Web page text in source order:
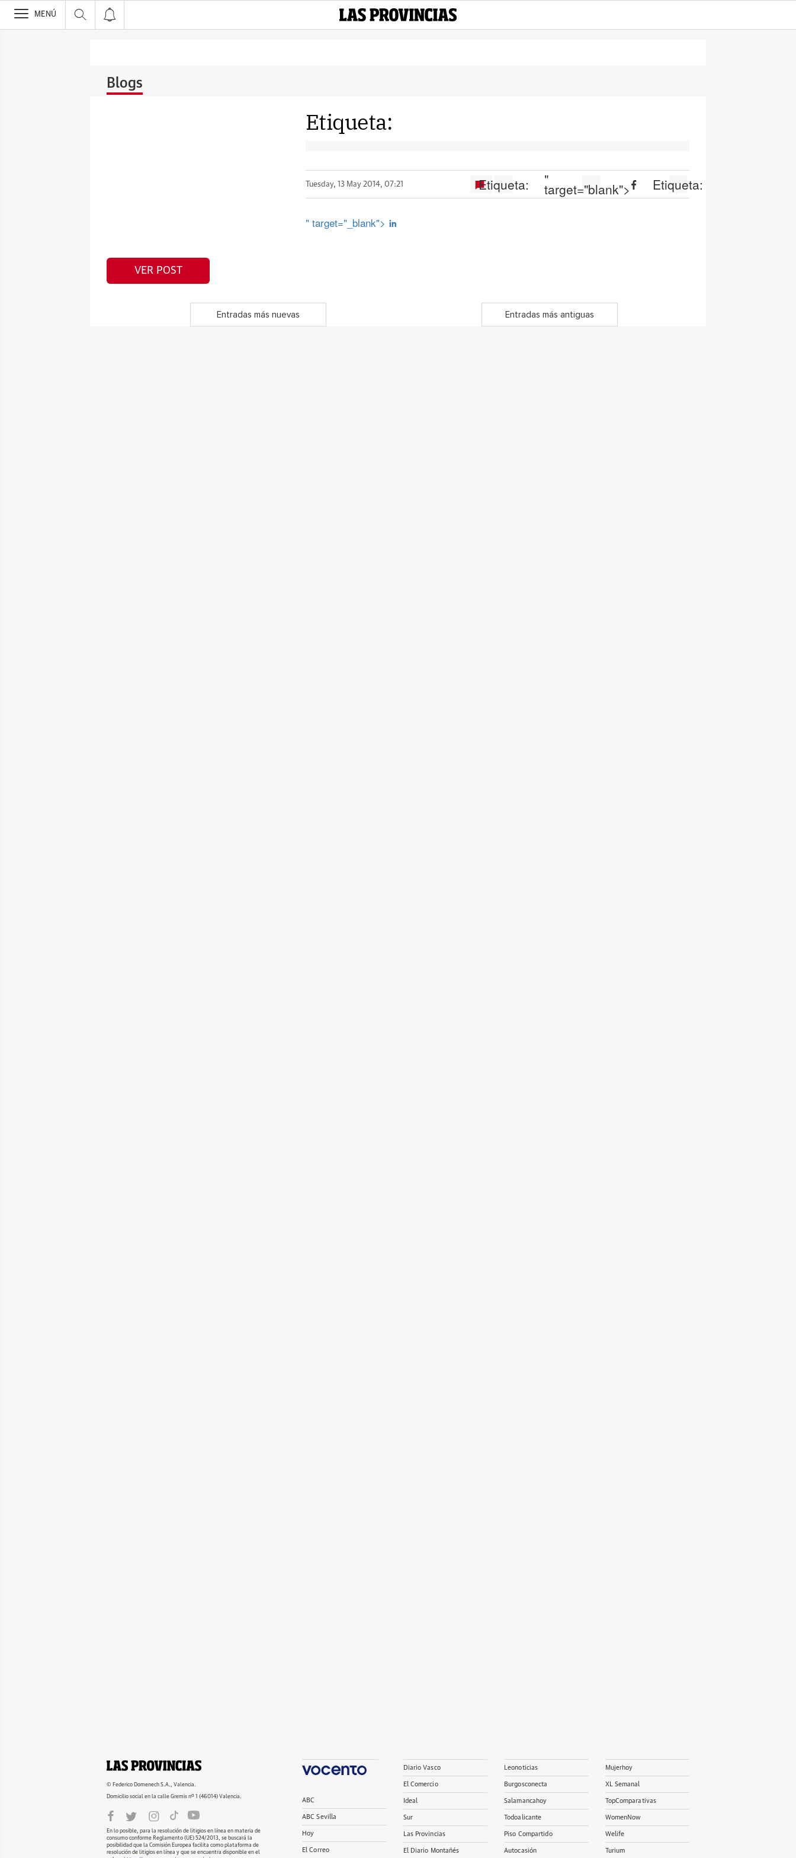
>
MENÚ
Blogs
Etiqueta:
Tuesday, 13 May 2014, 07:21 Etiqueta: "
target="blank"> Etiqueta:
" target="_blank">
VER POST
Entradas más nuevas Entradas más antiguas
© Federico Domenech S.A., Valencia.
Domicilio social en la calle Gremis nº 1 (46014) Valencia.
En lo posible, para la resolución de litigios en línea en materia de
consumo conforme Reglamento (UE) 524/2013, se buscará la
posibilidad que la Comisión Europea facilita como plataforma de
resolución de litigios en línea y que se encuentra disponible en el
ABC
ABC Sevilla
Hoy
El Correo
Diario Vasco
El Comercio
Ideal
Sur
Las Provincias
El Diario Montañés
Leonoticias
Burgosconecta
Salamancahoy
Todoalicante
Piso Compartido
Autocasión
Mujerhoy
XL Semanal
TopComparativas
WomenNow
Welife
Turium